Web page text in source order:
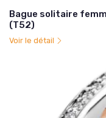
Bague solitaire
(T52)
Voir le détail